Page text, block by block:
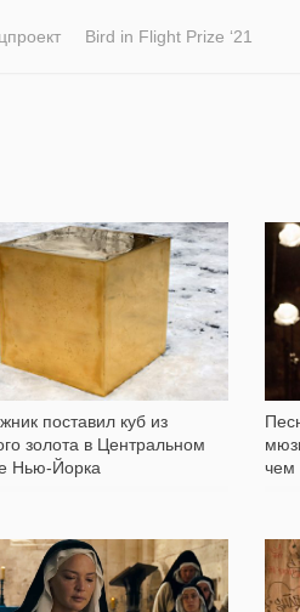
Bird in Flight Prize ‘21
поставил куб из
золота в Центральном
Нью-Йорка
5 678
чем
4 771